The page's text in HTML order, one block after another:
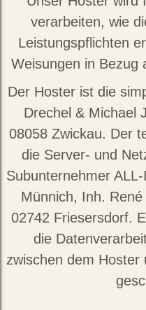
verarbeiten, wie
Leistungspflichten
Weisungen in Bezug
Der Hoster ist die
Drechel & Michael
08058 Zwickau. Der
die Server- und
Subunternehmer
Münnich, Inh.
02742 Friesersdorf.
die
zwischen dem